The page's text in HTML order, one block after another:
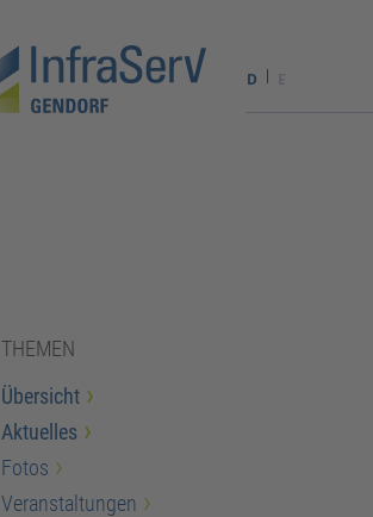
D
THEMEN
Übersicht
Aktuelles
Fotos
Veranstaltungen